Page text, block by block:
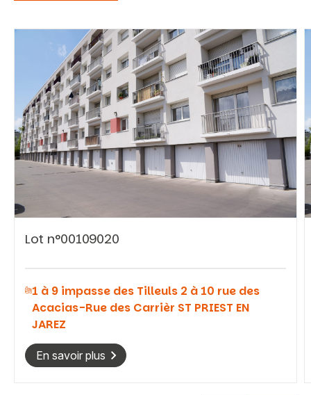
Rechercher
Lot n°00109020
1 à 9 impasse des Tilleuls 2 à 10 rue des
Acacias-Rue des Carrièr ST PRIEST EN
JAREZ
En savoir plus